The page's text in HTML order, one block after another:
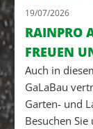
19/07/2026
RAINPRO
FREUEN
Auch in
GaLaBau
Garten- und
Besuchen